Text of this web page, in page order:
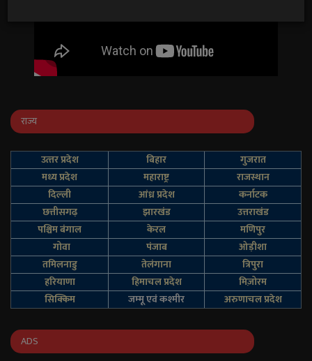
राज्य
उत्‍तर प्रदेश बिहार
गुजरात
मध्य प्रदेश
महाराष्ट्र
राजस्थान
दिल्‍ली
आंध्र प्रदेश
कर्नाटक
छत्तीसगढ़
झारखंड
उत्तराखंड
पश्चिम बंगाल
केरल
मणिपुर
गोवा
पंजाब
ओड़ीशा
तमिलनाडु
तेलंगाना
त्रिपुरा
हरियाणा
हिमाचल प्रदेश
मिज़ोरम
सिक्किम
जम्‍मू एवं कश्‍मीर अरुणाचल प्रदेश
ADS